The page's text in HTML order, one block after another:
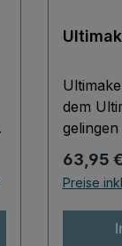
dem
Das
63,95 €
Preise